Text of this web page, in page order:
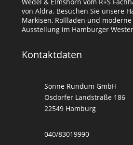
von Aldra. Besuchen Sie unsere
Markisen, Rollladen und
Ausstellung im Hamburger
Kontaktdaten
Sonne Rundum GmbH
Osdorfer Landstraße 186
22549 Hamburg
040/83019990